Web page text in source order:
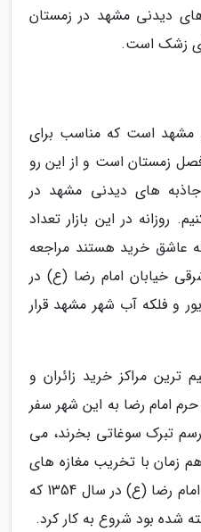
دیدنی مشهد در زمستان
زشک است.
مشهد است که مناسب برای
زمستان است و از این رو
های دیدنی مشهد در
روزانه در این بازار تعداد
عاشق خرید هستند مراجعه
خیابان امام رضا (ع) در
بین میدان 17 شهریور و فلکه آب شهر مشهد قرار
ترین مراکز خرید زائران و
امام رضا به این شهر سفر
تبرک سوغاتی بخرند، می
زمان با تخریب مغازه های
اطراف حرم جهت توسعه حرم امام رضا (ع) در سال 1354 که
شده بود شروع به کار کرد.